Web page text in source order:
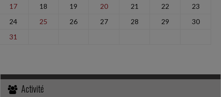
Vie des affaires 30/07/2026
LE CRÉANCIER D'UN ASSOCIÉ NE PEUT PAS DEMANDER LA
DISSOLUTION D'UNE SOCIÉTÉ POUR JUSTES MOTIFS
Vie des affaires
17
18 19 20 21 22
23
24
25 26 27 28 29
30
31
Activité